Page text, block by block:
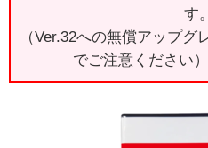
す。
（Ver.32への無償アップ
でご注意ください